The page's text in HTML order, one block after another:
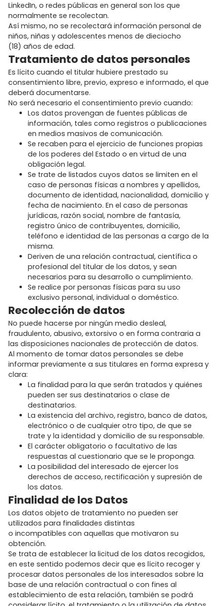
LinkedIn, o redes públicas en general son los que
normalmente se recolectan.
Así mismo, no se recolectará información personal de
niños, niñas y adolescentes menos de dieciocho
(18) años de edad.
Tratamiento de datos personales
Es lícito cuando el titular hubiere prestado su
consentimiento libre, previo, expreso e informado, el que
deberá documentarse.
No será necesario el consentimiento previo cuando:
Los datos provengan de fuentes públicas de
información, tales como registros o publicaciones
en medios masivos de comunicación.
Se recaben para el ejercicio de funciones propias
de los poderes del Estado o en virtud de una
obligación legal.
Se trate de listados cuyos datos se limiten en el
caso de personas físicas a nombres y apellidos,
documento de identidad, nacionalidad, domicilio y
fecha de nacimiento. En el caso de personas
jurídicas, razón social, nombre de fantasía,
registro único de contribuyentes, domicilio,
teléfono e identidad de las personas a cargo de la
misma.
Deriven de una relación contractual, científica o
profesional del titular de los datos, y sean
necesarios para su desarrollo o cumplimiento.
Se realice por personas físicas para su uso
exclusivo personal, individual o doméstico.
Recolección de datos
No puede hacerse por ningún medio desleal,
fraudulento, abusivo, extorsivo o en forma contraria a
las disposiciones nacionales de protección de datos.
Al momento de tomar datos personales se debe
informar previamente a sus titulares en forma expresa y
clara:
La finalidad para la que serán tratados y quiénes
pueden ser sus destinatarios o clase de
destinatarios.
La existencia del archivo, registro, banco de datos,
electrónico o de cualquier otro tipo, de que se
trate y la identidad y domicilio de su responsable.
El carácter obligatorio o facultativo de las
respuestas al cuestionario que se le proponga.
La posibilidad del interesado de ejercer los
derechos de acceso, rectificación y supresión de
los datos.
Finalidad de los Datos
Los datos objeto de tratamiento no pueden ser
utilizados para finalidades distintas
o incompatibles con aquellas que motivaron su
obtención.
Se trata de establecer la licitud de los datos recogidos,
en este sentido podemos decir que es lícito recoger y
procesar datos personales de los interesados sobre la
base de una relación contractual o con fines al
establecimiento de esta relación, también se podrá